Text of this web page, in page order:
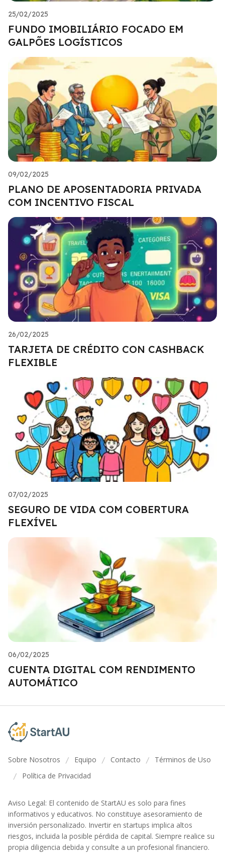
25/02/2025
FUNDO IMOBILIÁRIO FOCADO EM
GALPÕES LOGÍSTICOS
09/02/2025
PLANO DE APOSENTADORIA PRIVADA
COM INCENTIVO FISCAL
26/02/2025
TARJETA DE CRÉDITO CON CASHBACK
FLEXIBLE
07/02/2025
SEGURO DE VIDA COM COBERTURA
FLEXÍVEL
06/02/2025
CUENTA DIGITAL COM RENDIMENTO
AUTOMÁTICO
Sobre Nosotros / Equipo / Contacto / Términos de Uso
/ Política de Privacidad
Aviso Legal: El contenido de StartAU es solo para fines
informativos y educativos. No constituye asesoramiento de
inversión personalizado. Invertir en startups implica altos
riesgos, incluida la posible pérdida de capital. Siempre realice su
propia diligencia debida y consulte a un profesional financiero.